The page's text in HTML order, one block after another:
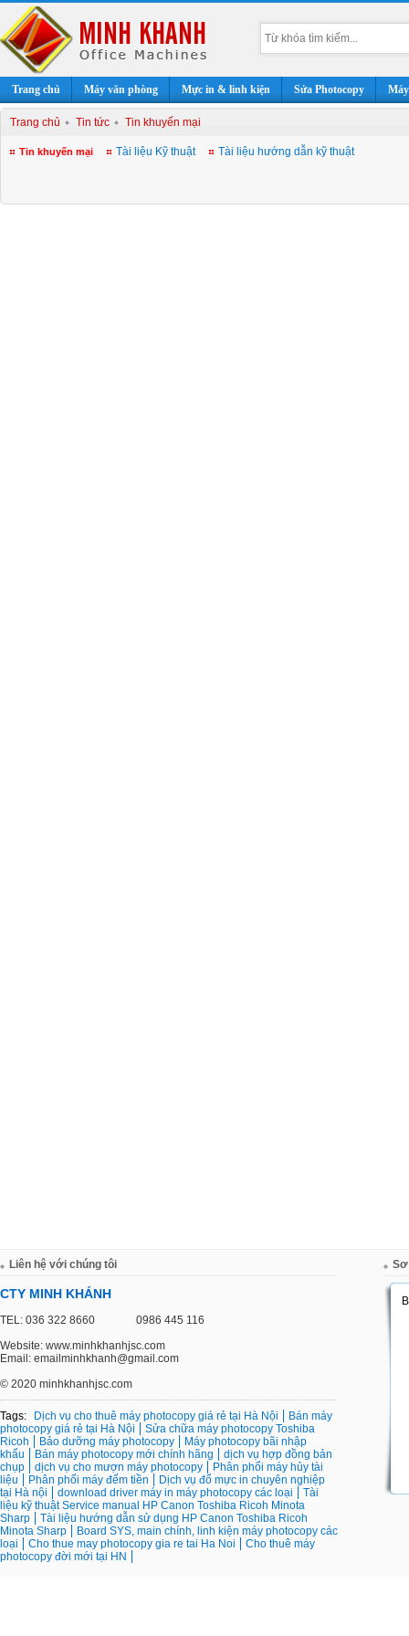
Trang chủ Máy văn phòng Mực in & linh kiện Sửa Photocopy
Trang chủ Tin tức Tin khuyến mại
Tin khuyến mại Tài liệu Kỹ thuật Tài liệu hướng dẫn kỹ thuật
Liên hệ với chúng tôi
CTY MINH KHÁNH
TEL: 036 322 8660 0986 445 116
Website: www.minhkhanhjsc.com
Email: emailminhkhanh@gmail.com
© 2020 minhkhanhjsc.com
Tags: Dịch vụ cho thuê máy photocopy giá rẻ tại Hà Nội
Bán máy
photocopy giá rẻ tại Hà Nội
Sửa chữa máy photocopy Toshiba
Ricoh
Bảo dưỡng máy photocopy
Máy photocopy bãi nhập
khẩu
Bán máy photocopy mới chính hãng
dịch vụ hợp đồng bản
chụp
dịch vụ cho mượn máy photocopy
Phân phối máy hủy tài
liệu
Phân phối máy đếm tiền
Dịch vụ đổ mực in chuyên nghiệp
tại Hà nội
download driver máy in máy photocopy các loại
Tài
liệu kỹ thuật Service manual HP Canon Toshiba Ricoh Minota
Sharp
Tài liệu hướng dẫn sử dụng HP Canon Toshiba Ricoh
Minota Sharp
Board SYS, main chính, linh kiện máy photocopy các
loại
Cho thue may photocopy gia re tai Ha Noi
Cho thuê máy
photocopy đời mới tại HN